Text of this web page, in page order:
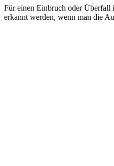
Für einen Einbruch oder Überfall
erkannt werden, wenn man die